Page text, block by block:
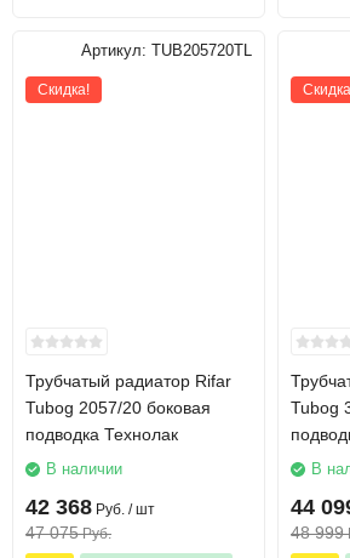
Артикул: TUB205720TL
Скидка!
Трубчатый радиатор Rifar
Tubog 2057/20 боковая
подводка Технолак
В наличии
42 368 Руб. / шт
47 075 Руб.
Tubog
В
44
48 999